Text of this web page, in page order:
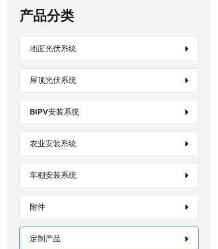
产品分类
地面光伏系统
屋顶光伏系统
BIPV安装系统
农业安装系统
车棚安装系统
附件
定制产品